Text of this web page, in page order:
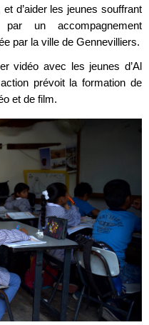
d’aider les jeunes souffrant
un accompagnement
par la ville de Gennevilliers.
vidéo avec les jeunes d’Al
prévoit la formation de
et de film.